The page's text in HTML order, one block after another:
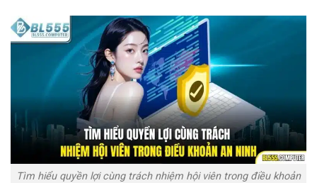
Tìm hiểu quyền lợi cùng trách nhiệm hội viên trong điều khoản